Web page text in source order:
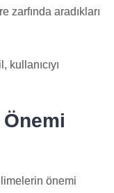
zarfında aradıkları
kullanıcıyı
önemi